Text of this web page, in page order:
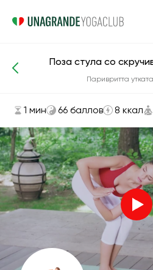
Асаны и упражнения
Поза стула со
Паривритта
1 мин 66 баллов 8 ккал